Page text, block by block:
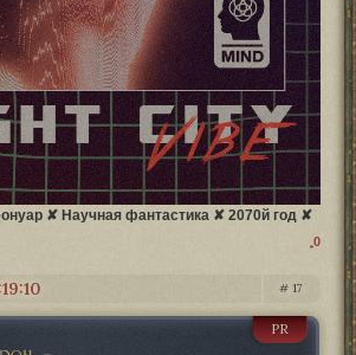
✘ Научная фантастика ✘ 2070й год ✘
0
17
PR